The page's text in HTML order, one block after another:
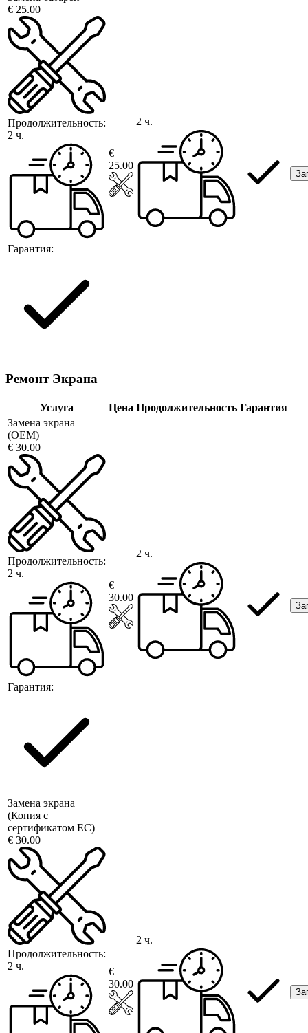
€ 25.00
Продолжительность:
2 ч.
Гарантия:
€
25.00
2 ч.
Ремонт Экрана
Услуга Цена Продолжительность Гарантия
Замена экрана
(OEM)
€ 30.00
Продолжительность:
2 ч.
Гарантия:
€
30.00
2 ч.
Замена экрана
(Копия с
сертификатом ЕС)
€ 30.00
Продолжительность:
2 ч.
€
30.00
2 ч.